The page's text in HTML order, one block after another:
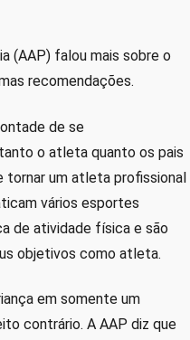
(AAP) falou mais sobre o
recomendações.
de se
o atleta quanto os pais
tornar um atleta profissional
vários esportes
de atividade física e são
objetivos como atleta.
em somente um
contrário. A AAP diz que